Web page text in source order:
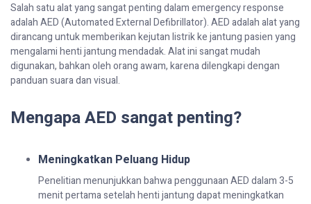
Salah satu alat yang sangat penting dalam emergency response
adalah AED (Automated External Defibrillator). AED adalah alat yang
dirancang untuk memberikan kejutan listrik ke jantung pasien yang
mengalami henti jantung mendadak. Alat ini sangat mudah
digunakan, bahkan oleh orang awam, karena dilengkapi dengan
panduan suara dan visual.
Mengapa AED sangat penting?
Meningkatkan Peluang Hidup
Penelitian menunjukkan bahwa penggunaan AED dalam 3-5
menit pertama setelah henti jantung dapat meningkatkan